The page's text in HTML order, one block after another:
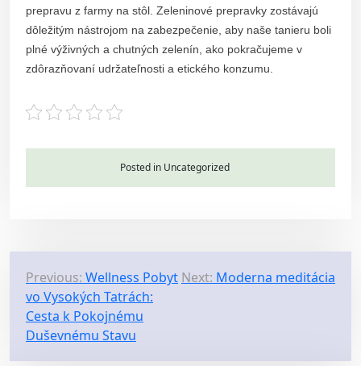
prepravu z farmy na stôl. Zeleninové prepravky zostávajú
dôležitým nástrojom na zabezpečenie, aby naše tanieru boli
plné výživných a chutných zelenín, ako pokračujeme v
zdôrazňovaní udržateľnosti a etického konzumu.
Posted in Uncategorized
P
o
s
Previous: Wellness Pobyt
vo Vysokých Tatrách:
Cesta k Pokojnému
Duševnému Stavu
Next: Moderna meditácia